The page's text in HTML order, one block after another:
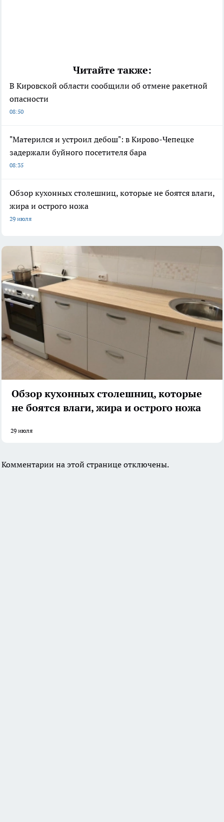
Читайте также:
В Кировской области сообщили об отмене ракетной
опасности
08:50
"Матерился и устроил дебош": в Кирово-Чепецке
задержали буйного посетителя бара
08:35
Обзор кухонных столешниц, которые не боятся влаги,
жира и острого ножа
29 июля
Обзор кухонных столешниц, которые
не боятся влаги, жира и острого ножа
29 июля
Комментарии на этой странице отключены.